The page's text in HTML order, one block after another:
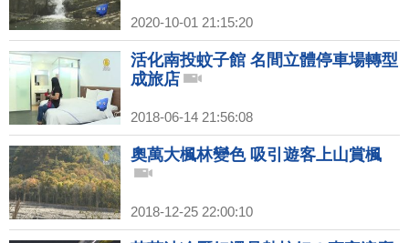
2020-10-01 21:15:20
活化南投蚊子館 名間立體停車場轉型
成旅店
2018-06-14 21:56:08
奧萬大楓林變色 吸引遊客上山賞楓
2018-12-25 22:00:10